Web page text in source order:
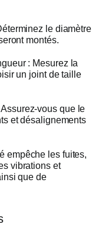
le diamètre
montés.
: Mesurez la
un joint de taille
vous que le
et désalignements
empêche les fuites,
vibrations et
que de